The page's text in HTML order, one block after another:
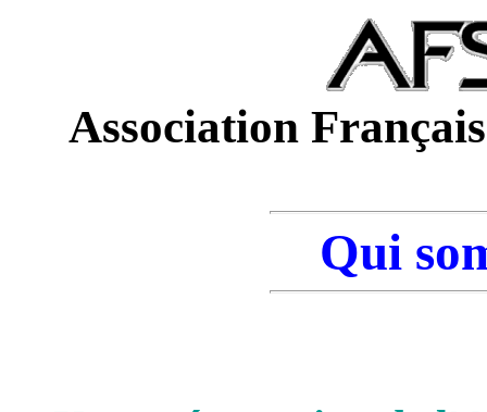
Association
Qui